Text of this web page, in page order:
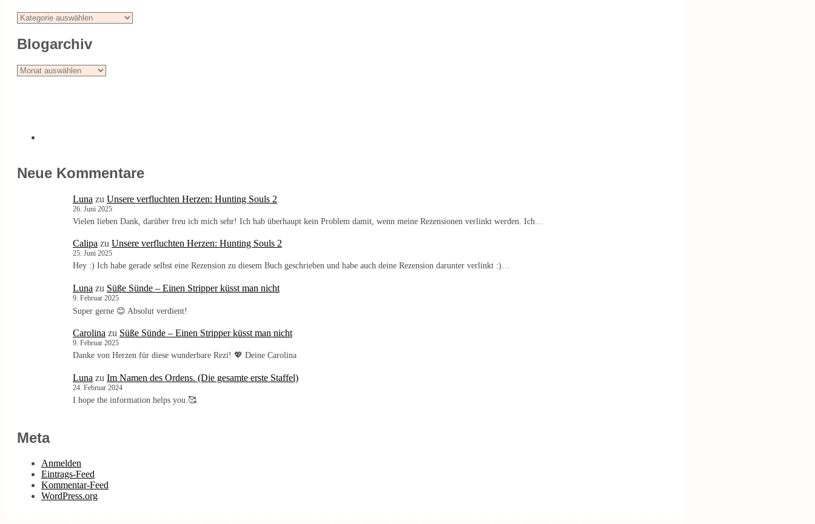
Stöbern
Blogarchiv
Blogarchiv
Neue Kommentare
Luna zu Unsere verfluchten Herzen: Hunting Souls 2
26. Juni 2025
Vielen lieben Dank, darüber freu ich mich sehr! Ich hab überhaupt kein Problem damit, wenn meine Rezensionen verlinkt werden. Ich…
Calipa zu Unsere verfluchten Herzen: Hunting Souls 2
25. Juni 2025
Hey :) Ich habe gerade selbst eine Rezension zu diesem Buch geschrieben und habe auch deine Rezension darunter verlinkt :)…
Luna zu Süße Sünde – Einen Stripper küsst man nicht
9. Februar 2025
Super gerne 😊 Absolut verdient!
Carolina zu Süße Sünde – Einen Stripper küsst man nicht
9. Februar 2025
Danke von Herzen für diese wunderbare Rezi! 💖 Deine Carolina
Luna zu Im Namen des Ordens. (Die gesamte erste Staffel)
24. Februar 2024
I hope the information helps you.🥰
Meta
Anmelden
Eintrags-Feed
Kommentar-Feed
WordPress.org